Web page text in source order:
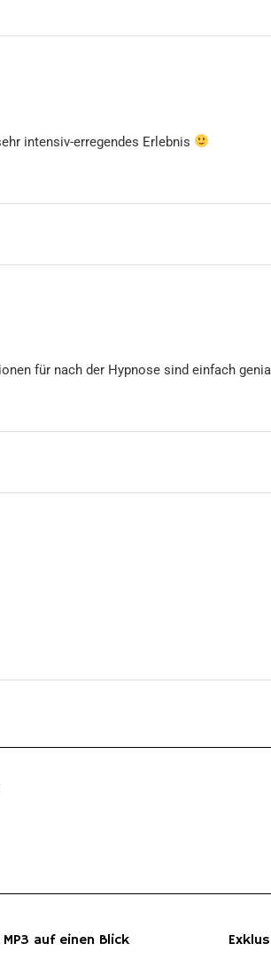
intensiv-erregendes Erlebnis
für nach der Hypnose sind einfach
MP3 auf einen Blick